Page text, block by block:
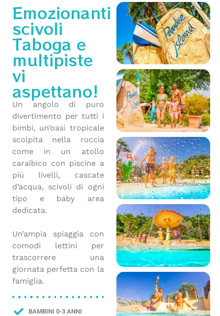
Emozionanti
scivoli
Taboga e
multipiste
vi
aspettano!
Un angolo di puro
divertimento per tutti i
bimbi, un’oasi tropicale
scolpita nella roccia
come in un atollo
caraibico con piscine a
più livelli, cascate
d’acqua, scivoli di ogni
tipo e baby area
dedicata.
Un’ampia spiaggia con
comodi lettini per
trascorrere una
giornata perfetta con la
famiglia.
BAMBINI 0-3 ANNI